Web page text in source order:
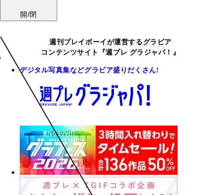
開/閉
週刊プレイボーイが運営するグラビア
コンテンツサイト『週プレ グラジャパ！』
デジタル写真集などグラビア盛りだくさん!